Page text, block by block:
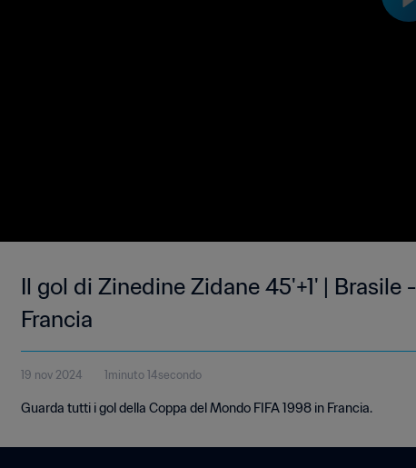
Il gol di Zinedine Zidane 45'+1' |
Francia
19 nov 2024 1minuto 14secondo
Guarda tutti i gol della Coppa del Mondo FIFA 1998 in Francia.